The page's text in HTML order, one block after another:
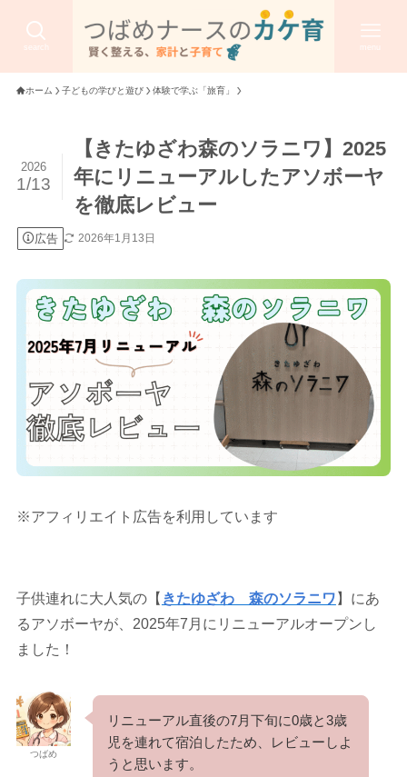
search menu
ホーム 子どもの学びと遊び 体験で学ぶ「旅育」
【きたゆざわ森のソラニワ】2025
年にリニューアルしたアソボーヤ
を徹底レビュー
2026
1/13
広告 2026年1月13日
※アフィリエイト広告を利用しています
子供連れに大人気の【 きたゆざわ 森のソラニワ 】にあ
るアソボーヤが、2025年7月にリニューアルオープンし
ました！
つばめ
リニューアル直後の7月下旬に0歳と3歳
児を連れて宿泊したため、レビューしよ
うと思います。